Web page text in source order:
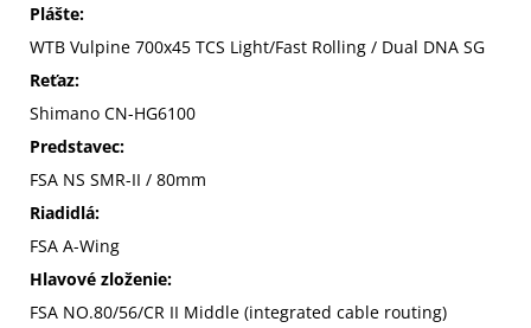
Plášte:
WTB Vulpine 700x45 TCS Light/Fast Rolling / Dual DNA SG
Reťaz:
Shimano CN-HG6100
Predstavec:
FSA NS SMR-II / 80mm
Riadidlá:
FSA A-Wing
Hlavové zloženie:
FSA NO.80/56/CR II Middle (integrated cable routing)